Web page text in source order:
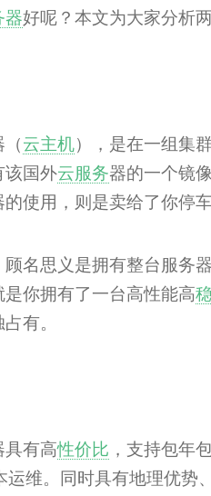
器好呢？本文为大家分析
（云主机），是在一组集
该国外云服务器的一个镜
使用，则是卖给了你停车
名思义是拥有整台服务
是你拥有了一台高性能高
有。
具有高性价比 ，支持包年
运维。同时具有地理优势